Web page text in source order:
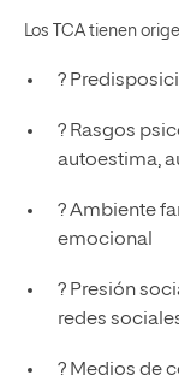
Los TCA tienen
?
? Rasgos
autoestima,
? Ambiente
emocional
? Presión
redes
? Medios de